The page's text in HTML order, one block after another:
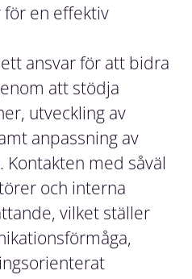
en effektiv
ansvar för att bidra
att stödja
utveckling av
anpassning av
med såväl
och interna
vilket ställer